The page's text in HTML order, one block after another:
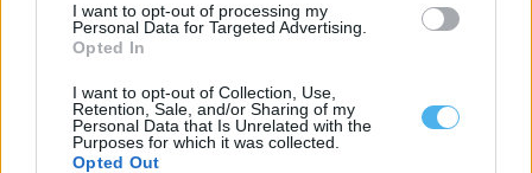
I want to opt-out of processing my
Personal Data for Targeted Advertising.
Opted In
I want to opt-out of Collection, Use,
Retention, Sale, and/or Sharing of my
Personal Data that Is Unrelated with the
Purposes for which it was collected.
Opted Out
A Empresa de Desenvolvimento e Infraestruturas do Alqueva
(EDIA) lançou um concurso público com...